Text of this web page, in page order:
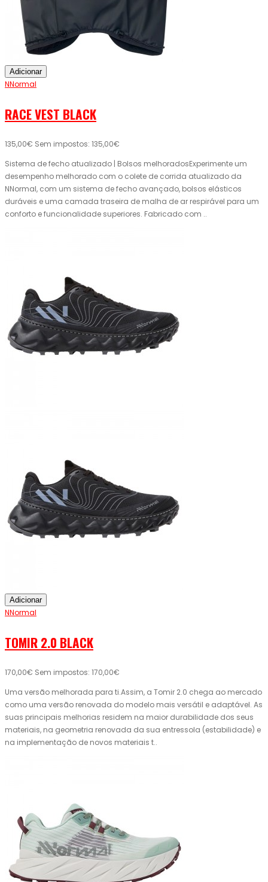
Adicionar
NNormal
RACE VEST BLACK
135,00€ Sem impostos: 135,00€
Sistema de fecho atualizado | Bolsos melhoradosExperimente um
desempenho melhorado com o colete de corrida atualizado da
NNormal, com um sistema de fecho avançado, bolsos elásticos
duráveis ​​e uma camada traseira de malha de ar respirável para um
conforto e funcionalidade superiores. Fabricado com ..
Adicionar
NNormal
TOMIR 2.0 BLACK
170,00€ Sem impostos: 170,00€
Uma versão melhorada para ti.Assim, a Tomir 2.0 chega ao mercado
como uma versão renovada do modelo mais versátil e adaptável. As
suas principais melhorias residem na maior durabilidade dos seus
materiais, na geometria renovada da sua entressola (estabilidade) e
na implementação de novos materiais t..